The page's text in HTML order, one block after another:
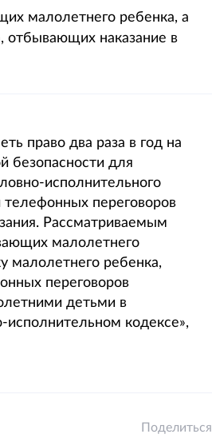
малолетнего ребенка, а
отбывающих наказание в
право два раза в год на
безопасности для
исполнительного
телефонных переговоров
Рассматриваемым
малолетнего
малолетнего ребенка,
переговоров
детьми в
исполнительном кодексе»,
Поделиться